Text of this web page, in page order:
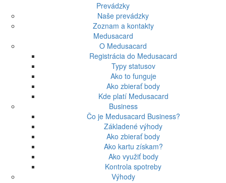
Prevádzky
Naše prevádzky
Zoznam a kontakty
Medusacard
O Medusacard
Registrácia do Medusacard
Typy statusov
Ako to funguje
Ako zbierať body
Kde platí Medusacard
Business
Čo je Medusacard Business?
Základené výhody
Ako zbierať body
Ako kartu získam?
Ako využiť body
Kontrola spotreby
Výhody